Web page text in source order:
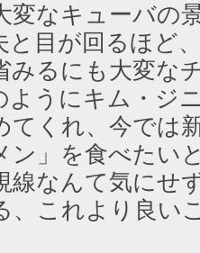
変なキューバの
と目が回るほど
みるにも大変な
ようにキム・ジ
てくれ、今では
ン」を食べたい
線なんて気にせ
、これより良い